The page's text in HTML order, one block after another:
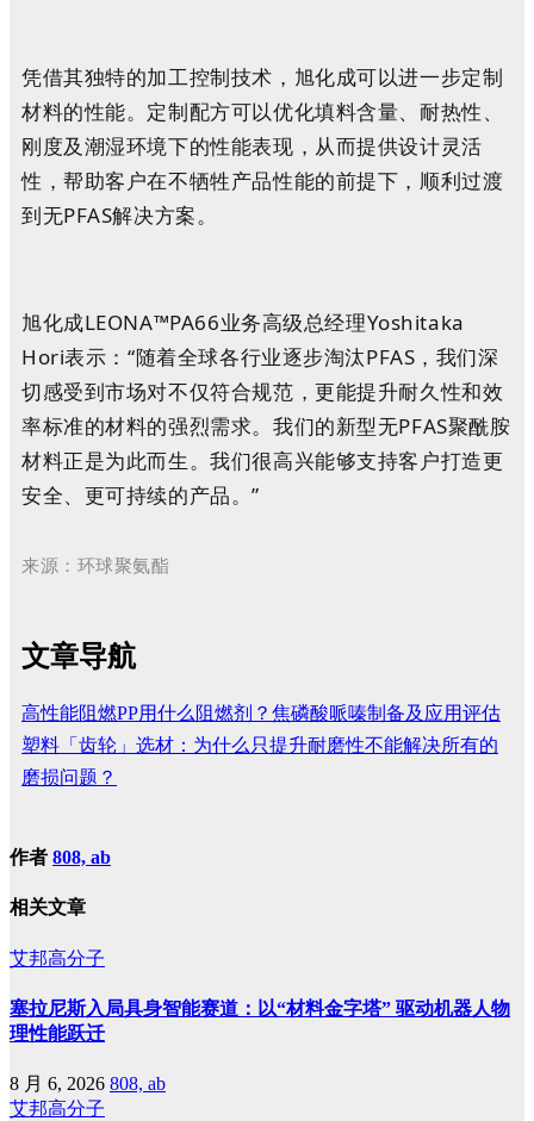
凭借其独特的加工控制技术，旭化成可以进一步定制
材料的性能。定制配方可以优化填料含量、耐热性、
刚度及潮湿环境下的性能表现，从而提供设计灵活
性，帮助客户在不牺牲产品性能的前提下，顺利过渡
到无PFAS解决方案。
旭化成LEONA™PA66业务高级总经理Yoshitaka
Hori表示：“随着全球各行业逐步淘汰PFAS，我们深
切感受到市场对不仅符合规范，更能提升耐久性和效
率标准的材料的强烈需求。我们的新型无PFAS聚酰胺
材料正是为此而生。我们很高兴能够支持客户打造更
安全、更可持续的产品。”
来源：环球聚氨酯
文章导航
高性能阻燃PP用什么阻燃剂？焦磷酸哌嗪制备及应用评估
塑料「齿轮」选材：为什么只提升耐磨性不能解决所有的
磨损问题？
作者 808, ab
相关文章
艾邦高分子
塞拉尼斯入局具身智能赛道：以“材料金字塔” 驱动机器人物
理性能跃迁
8 月 6, 2026 808, ab
艾邦高分子